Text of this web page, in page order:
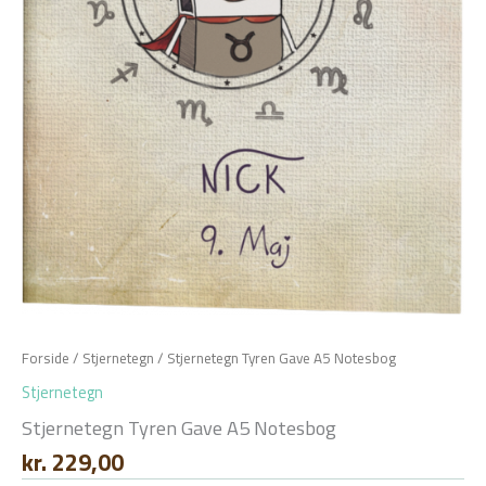
Forside / Stjernetegn / Stjernetegn Tyren Gave A5 Notesbog
Stjernetegn
Stjernetegn Tyren Gave A5 Notesbog
kr. 229,00